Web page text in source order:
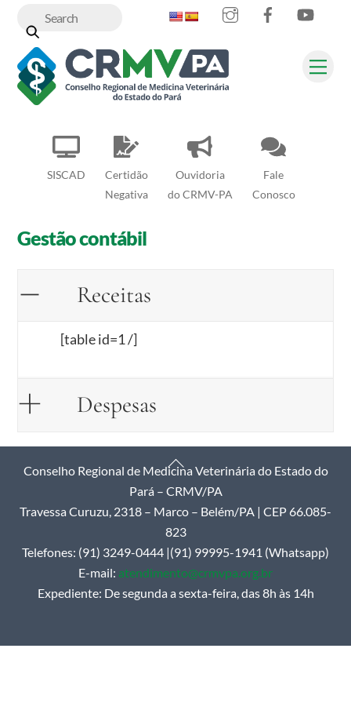
content
SISCAD
Certidão
Negativa
Ouvidoria
do CRMV-PA
Fale
Conosco
InstagramFacebook
Gestão contábil
Receitas
[table id=1 /]
Despesas
Back
To
Top
Conselho Regional de Medicina Veterinária do Estado do
Pará – CRMV/PA
Travessa Curuzu, 2318 – Marco – Belém/PA | CEP 66.085-
823
Telefones: (91) 3249-0444 |(91) 99995-1941 (Whatsapp)
E-mail: atendimento@crmvpa.org.br
Expediente: De segunda a sexta-feira, das 8h às 14h